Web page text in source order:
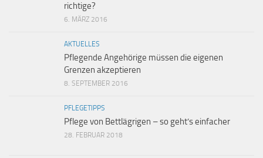
richtige?
6. MÄRZ 2016
AKTUELLES
Pflegende Angehörige müssen die eigenen
Grenzen akzeptieren
8. SEPTEMBER 2016
PFLEGETIPPS
Pflege von Bettlägrigen – so geht’s einfacher
28. FEBRUAR 2018